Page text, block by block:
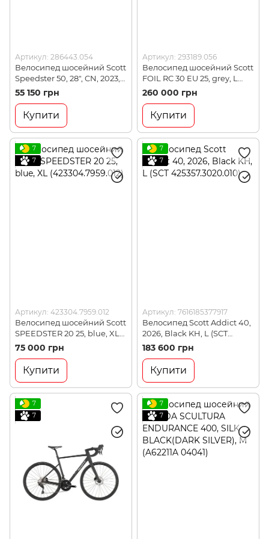
Артикул: 286443.054
Велосипед шосейний Scott
Speedster 50, 28", CN, 2023,
White, M54 (286443.054)
55 150 грн
Купити
Артикул: 293189.056
Велосипед шосейний Scott
FOIL RC 30 EU 25, grey, L
(293189.056)
260 000 грн
Купити
7
7
Артикул: 423304.7959.012
Велосипед шосейний Scott
SPEEDSTER 20 25, blue, XL
(423304.7959.012)
75 000 грн
Купити
7
7
Артикул: 7616185377917
Велосипед Scott Addict 40,
2026, Black KH, L (SCT
425357.3020.010)
183 600 грн
Купити
7
7
7
7